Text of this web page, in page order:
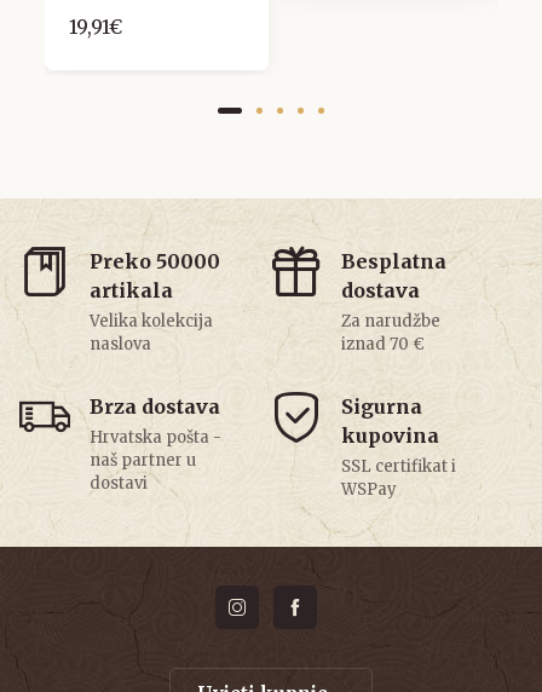
19,91€
Preko 50000
artikala
Velika kolekcija
naslova
Besplatna
dostava
Za narudžbe
iznad 70 €
Brza dostava
Hrvatska pošta -
naš partner u
dostavi
Sigurna
kupovina
SSL certifikat i
WSPay